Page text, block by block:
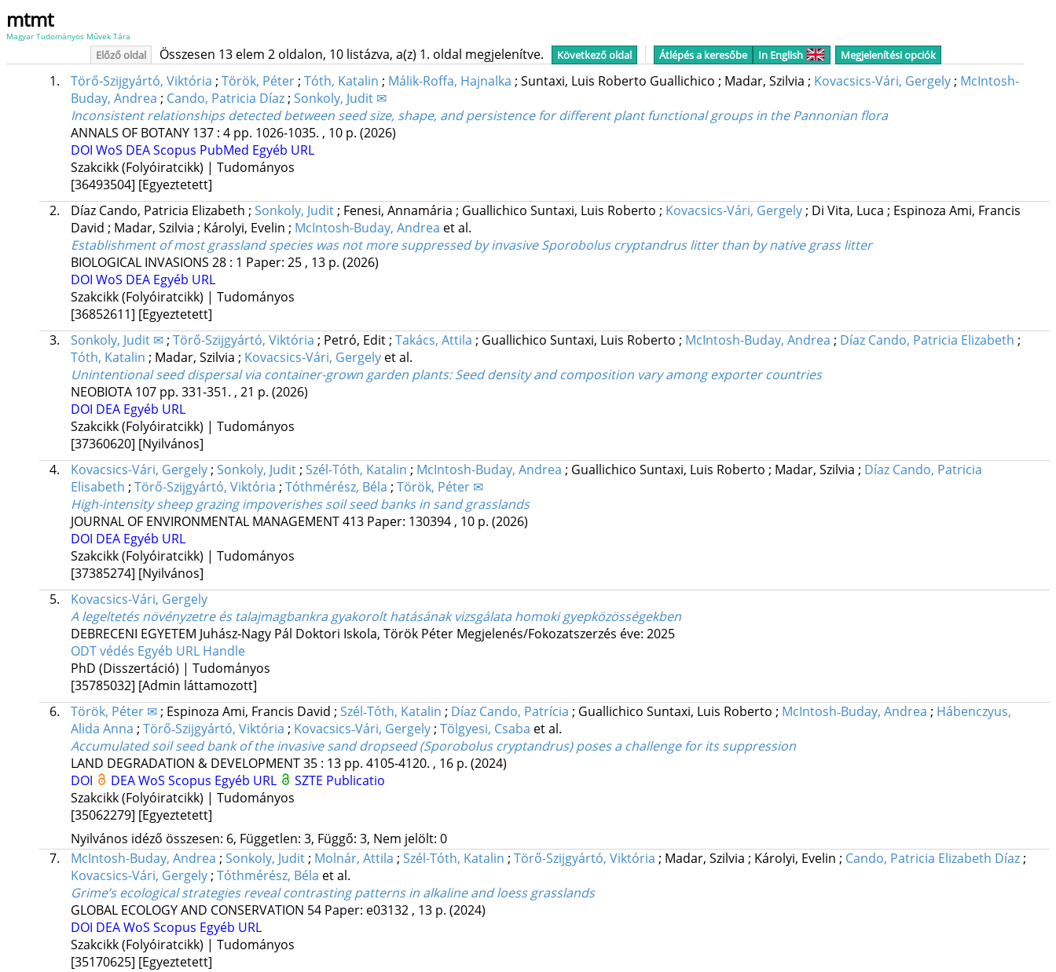
mtmt
Magyar Tudományos Művek Tára
Előző oldal Összesen 13 elem 2 oldalon, 10 listázva, a(z) 1. oldal megjelenítve. Következő oldal Átlépés a keresőbe In English Megjelenítési opciók
1. Törő-Szijgyártó, Viktória ; Török, Péter; Tóth, Katalin ; Málik-Roffa, Hajnalka ; Suntaxi, Luis Roberto Guallichico ; Madar, Szilvia ; Kovacsics-Vári, Gergely; McIntosh-
Buday, Andrea ; Cando, Patricia Díaz; Sonkoly, Judit ✉
Inconsistent relationships detected between seed size, shape, and persistence for different plant functional groups in the Pannonian flora
ANNALS OF BOTANY 137: 4 pp. 1026-1035. , 10 p. (2026)
DOI WoS DEAScopus PubMed Egyéb URL
Szakcikk (Folyóiratcikk) | Tudományos
[36493504] [Egyeztetett]
2.
Díaz Cando, Patricia Elizabeth ; Sonkoly, Judit; Fenesi, Annamária ; Guallichico Suntaxi, Luis Roberto ; Kovacsics-Vári, Gergely; Di Vita, Luca ; Espinoza Ami, Francis
David ; Madar, Szilvia ; Károlyi, Evelin ; McIntosh-Buday, Andrea et al.
Establishment of most grassland species was not more suppressed by invasive Sporobolus cryptandrus litter than by native grass litter
BIOLOGICAL INVASIONS 28: 1 Paper: 25 , 13 p. (2026)
DOI WoS DEA Egyéb URL
Szakcikk (Folyóiratcikk) | Tudományos
[36852611] [Egyeztetett]
3.
Sonkoly, Judit ✉; Törő-Szijgyártó, Viktória ; Petró, Edit; Takács, Attila ; Guallichico Suntaxi, Luis Roberto ; McIntosh-Buday, Andrea ; Díaz Cando, Patricia Elizabeth ;
Tóth, Katalin ; Madar, Szilvia ; Kovacsics-Vári, Gergely et al.
Unintentional seed dispersal via container-grown garden plants: Seed density and composition vary among exporter countries
NEOBIOTA 107 pp. 331-351. , 21 p. (2026)
DOI DEA Egyéb URL
Szakcikk (Folyóiratcikk) | Tudományos
[37360620] [Nyilvános]
4.
Kovacsics-Vári, Gergely; Sonkoly, Judit; Szél-Tóth, Katalin ; McIntosh-Buday, Andrea ; Guallichico Suntaxi, Luis Roberto ; Madar, Szilvia ; Díaz Cando, Patricia
Elisabeth ; Törő-Szijgyártó, Viktória ; Tóthmérész, Béla ; Török, Péter ✉
High-intensity sheep grazing impoverishes soil seed banks in sand grasslands
JOURNAL OF ENVIRONMENTAL MANAGEMENT413 Paper: 130394 , 10 p. (2026)
DOI DEA Egyéb URL
Szakcikk (Folyóiratcikk) | Tudományos
[37385274] [Nyilvános]
5.
Kovacsics-Vári, Gergely
A legeltetés növényzetre és talajmagbankra gyakorolt hatásának vizsgálata homoki gyepközösségekben
DEBRECENI EGYETEM Juhász-Nagy Pál Doktori Iskola, Török Péter Megjelenés/Fokozatszerzés éve: 2025
ODT védés Egyéb URL Handle
PhD (Disszertáció) | Tudományos
[35785032] [Admin láttamozott]
6.
Török, Péter ✉; Espinoza Ami, Francis David ; Szél‐Tóth, Katalin ; Díaz Cando, Patrícia ; Guallichico Suntaxi, Luis Roberto ; McIntosh‐Buday, Andrea ; Hábenczyus,
Alida Anna ; Törő‐Szijgyártó, Viktória ; Kovacsics‐Vári, Gergely; Tölgyesi, Csaba et al.
Accumulated soil seed bank of the invasive sand dropseed (Sporobolus cryptandrus) poses a challenge for its suppression
LAND DEGRADATION & DEVELOPMENT35: 13 pp. 4105-4120. , 16 p. (2024)
DOI
DEAWoS Scopus Egyéb URL
SZTE Publicatio
Szakcikk (Folyóiratcikk) | Tudományos
[35062279] [Egyeztetett]
Nyilvános idéző összesen: 6, Független: 3, Függő: 3, Nem jelölt: 0
7.
McIntosh-Buday, Andrea ; Sonkoly, Judit; Molnár, Attila ; Szél-Tóth, Katalin ; Törő-Szijgyártó, Viktória ; Madar, Szilvia ; Károlyi, Evelin ; Cando, Patricia Elizabeth Díaz;
Kovacsics-Vári, Gergely; Tóthmérész, Béla et al.
Grime’s ecological strategies reveal contrasting patterns in alkaline and loess grasslands
GLOBAL ECOLOGY AND CONSERVATION 54 Paper: e03132 , 13 p. (2024)
DOI DEAWoS Scopus Egyéb URL
Szakcikk (Folyóiratcikk) | Tudományos
[35170625] [Egyeztetett]